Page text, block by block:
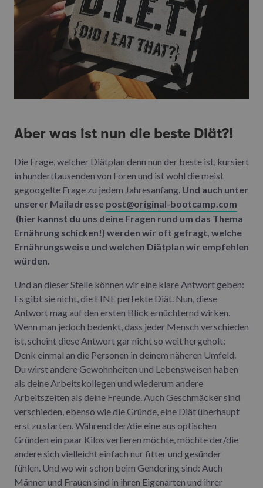
Aber was ist nun die beste Diät?!
Die Frage, welcher Diätplan denn nun der beste ist, kursiert
in hunderttausenden von Foren und ist wohl die meist
gegoogelte Frage zu jedem Jahresanfang. Und auch unter
unserer Mailadresse post@original-bootcamp.com
(hier kannst du uns deine Fragen rund um das Thema
Ernährung schicken!) werden wir oft gefragt, welche
Ernährungsweise und welchen Diätplan wir empfehlen
würden.
Und an dieser Stelle können wir eine klare Antwort geben:
Es gibt sie nicht, die EINE perfekte Diät. Nun, diese
Antwort mag auf den ersten Blick ernüchternd wirken.
Wenn man jedoch bedenkt, dass jeder Mensch verschieden
ist, scheint diese Antwort gar nicht so weit hergeholt:
Denk einmal an die Personen in deinem näheren Umfeld.
Du wirst andere Gewohnheiten und Lebensweisen haben
als deine Arbeitskollegen und wiederum andere
Arbeitszeiten als deine Freunde. Auch Geschmäcker sind
verschieden, ebenso wie die Gründe, eine Diät überhaupt
erst zu starten. Während der/die eine aus optischen
Gründen ein paar Kilos verlieren möchte, möchte der/die
andere sich vielleicht einfach nur fitter und gesünder
fühlen. Und wo wir schon beim Gendering sind: Auch
Männer und Frauen sind in ihren Eigenarten und ihrer